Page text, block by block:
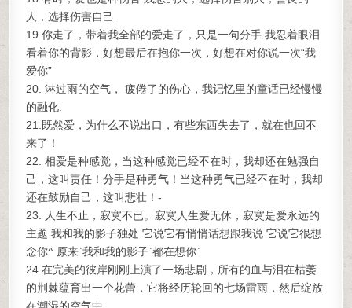
人，选择伤害自己.
19.你走了，带着我全部的爱走了，只是一句分手.我忍着眼泪
看着你的背影，好想最后在抱你一次，好想在对你说一次“我
爱你”
20. 淋过雨的空气， 疲倦了的伤心，我记忆里的童话已经慢慢
的融化.
21.既然爱，为什么不说出口，有些东西失去了，就在也回不
来了！
22. 相爱是种感觉，当这种感觉已经不在时，我却还在勉强自
己，这叫责任！分手是种勇气！当这种勇气已经不在时，我却
还在鼓励自己，这叫悲壮！-
23. 人生不止，寂寞不已。寂寞人生爱无休，寂寞是爱永远的
主题.我和我的影子独处.它说它有悄悄话想跟我说.它说它很想
念你^ 原来`我和我的影子`都在想你`
24.在完美的彼岸刚刚上演了一场悲剧，所有的血与泪在枯萎
的荆棘蕴育出一个花蕾，它将经历轮回的七场雷雨，然后绽放